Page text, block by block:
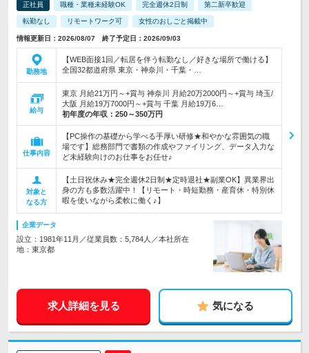
正社員 職種・業種未経験OK 完全週休2日制 第二新卒歓迎
転勤なし リモートワーク可 女性のおしごと掲載中
情報更新日：2026/08/07 終了予定日：2026/09/03
勤務地
【WEB面接1回／転居を伴う転勤なし／好きな場所で働ける】
全国32都道府県 東京・神奈川・千葉・…
給与
東京 月給21万円～+賞与 神奈川 月給20万2000円～+賞与 埼玉/
大阪 月給19万7000円～+賞与 千葉 月給19万6…
初年度の年収： 250～350万円
仕事内容
【PC操作の基礎から学べる手厚い研修★和やかな雰囲気の職
場です】総務部門で書類の作成やファイリング、データ入力な
ど未経験向けのお仕事をお任せ♪
対象と
なる方
【土日祝休み★完全週休2日制★定時退社★副業OK】異業界出
身の方も多数活躍中！【リモート・時短勤務・産育休・特別休
暇を使いながら柔軟に働く♪】
企業データ
設立：1981年11月／従業員数：5,784人／本社所在
地：東京都
求人詳細を見る 気になる